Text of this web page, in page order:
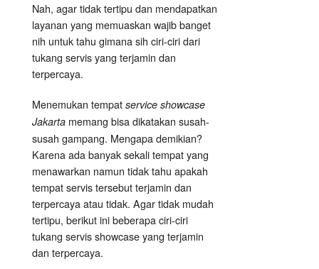
Nah, agar tidak tertipu dan mendapatkan
layanan yang memuaskan wajib banget
nih untuk tahu gimana sih ciri-ciri dari
tukang servis yang terjamin dan
terpercaya.
Menemukan tempat service showcase
Jakarta memang bisa dikatakan susah-
susah gampang. Mengapa demikian?
Karena ada banyak sekali tempat yang
menawarkan namun tidak tahu apakah
tempat servis tersebut terjamin dan
terpercaya atau tidak. Agar tidak mudah
tertipu, berikut ini beberapa ciri-ciri
tukang servis showcase yang terjamin
dan terpercaya.